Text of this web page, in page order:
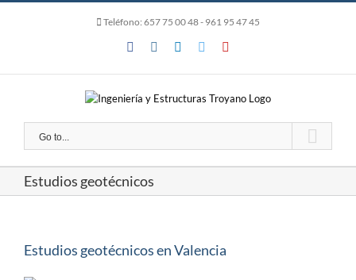
Teléfono: 657 75 00 48- 961 95 47 45
FacebookInstagramLinkedIn
Twitter
Go to...
Estudios geotécnicos
Estudios geotécnicos en Valencia